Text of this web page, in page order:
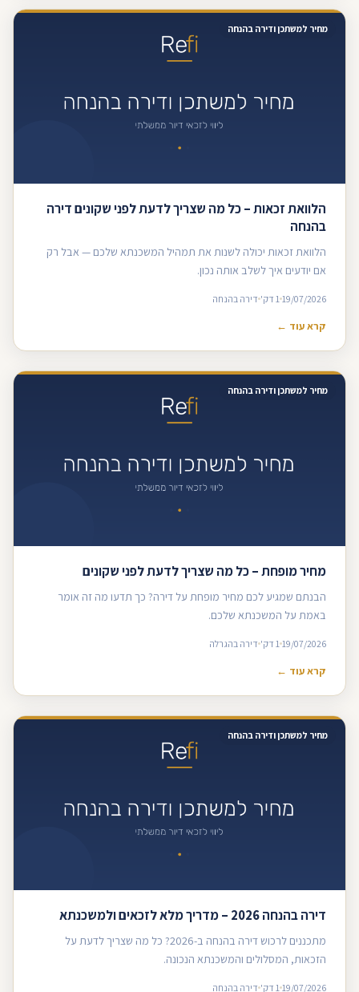
מחיר למשתכן ודירה בהנחה
הלוואת זכאות – כל מה שצריך לדעת לפני שקונים דירה
בהנחה
הלוואת זכאות יכולה לשנות את תמהיל המשכנתא שלכם — אבל רק
אם יודעים איך לשלב אותה נכון.
19/07/2026 1 דק' דירה בהנחה
קרא עוד ←
מחיר למשתכן ודירה בהנחה
מחיר מופחת – כל מה שצריך לדעת לפני שקונים
הבנתם שמגיע לכם מחיר מופחת על דירה? כך תדעו מה זה אומר
באמת על המשכנתא שלכם.
19/07/2026 1 דק' דירה בהגרלה
קרא עוד ←
מחיר למשתכן ודירה בהנחה
דירה בהנחה 2026 – מדריך מלא לזכאים ולמשכנתא
מתכננים לרכוש דירה בהנחה ב-2026? כל מה שצריך לדעת על
הזכאות, המסלולים והמשכנתא הנכונה.
19/07/2026 1 דק' דירה בהנחה